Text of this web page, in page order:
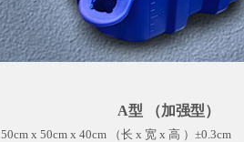
A型 （加强型）
50cm x 50cm x 40cm （长 x 宽 x 高 ）±0.3cm